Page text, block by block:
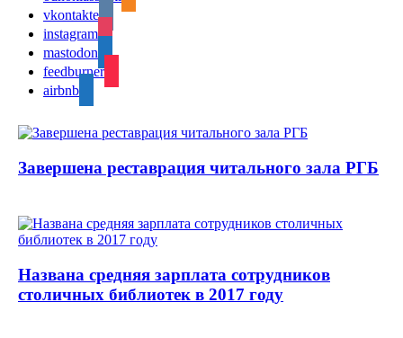
vkontakte
instagram
mastodon
feedburner
airbnb
Завершена реставрация читального зала РГБ
Названа средняя зарплата сотрудников
столичных библиотек в 2017 году